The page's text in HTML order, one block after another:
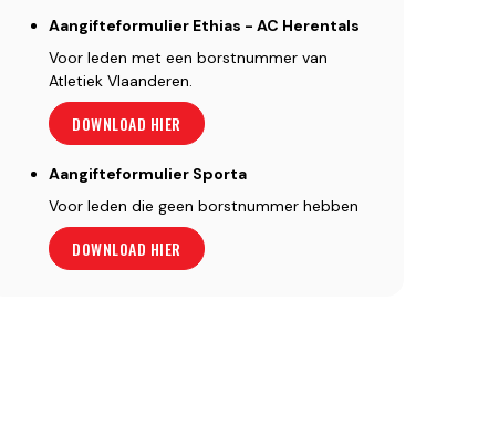
Aangifteformulier Ethias - AC Herentals
Voor leden met een borstnummer van
Atletiek Vlaanderen.
DOWNLOAD HIER
Aangifteformulier Sporta
Voor leden die geen borstnummer hebben
DOWNLOAD HIER